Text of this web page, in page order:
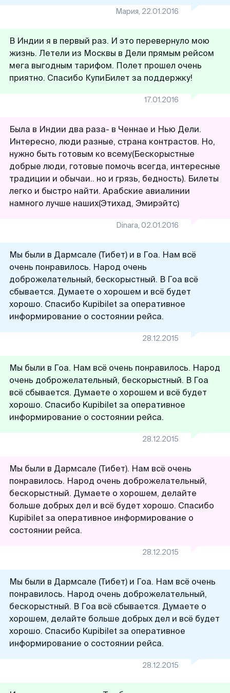
Мария, 22.01.2016
В Индии я в первый раз. И это перевернуло мою
жизнь. Летели из Москвы в Дели прямым рейсом
мега выгодным тарифом. Полет прошел очень
приятно. Спасибо КупиБилет за поддержку!
17.01.2016
Была в Индии два раза- в Ченнае и Нью Дели.
Интересно, люди разные, страна контрастов. Но,
нужно быть готовым ко всему(Бескорыстные
добрые люди, готовые помочь всегда, интересные
традиции и обычаи.. но и грязь, бедность). Билеты
легко и быстро найти. Арабские авиалинии
намного лучше наших(Этихад, Эмирэйтс)
Dinara, 02.01.2016
Мы были в Дармсале (Тибет) и в Гоа. Нам всё
очень понравилось. Народ очень
доброжелательный, бескорыстный. В Гоа всё
сбывается. Думаете о хорошем и всё будет
хорошо. Спасибо Kupibilet за оперативное
информирование о состоянии рейса.
28.12.2015
Мы были в Гоа. Нам всё очень понравилось. Народ
очень доброжелательный, бескорыстный. В Гоа
всё сбывается. Думаете о хорошем и всё будет
хорошо. Спасибо Kupibilet за оперативное
информирование о состоянии рейса.
28.12.2015
Мы были в Дармсале (Тибет). Нам всё очень
понравилось. Народ очень доброжелательный,
бескорыстный. Думаете о хорошем, делайте
больше добрых дел и всё будет хорошо. Спасибо
Kupibilet за оперативное информирование о
состоянии рейса.
28.12.2015
Мы были в Дармсале (Тибет) и Гоа. Нам всё очень
понравилось. Народ очень доброжелательный,
бескорыстный. В Гоа всё сбывается. Думаете о
хорошем, делайте больше добрых дел и всё будет
хорошо. Спасибо Kupibilet за оперативное
информирование о состоянии рейса.
28.12.2015